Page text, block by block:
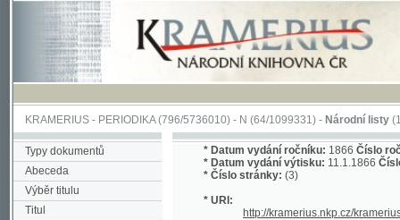
KRAMERIUS-PERIODIKA(796/5736010) -N(64/1099331) -Národní listy(1/
Typy dokumentů
Abeceda
Výběr titulu
Titul
Ročník
Datum vydání výtisku:11.1.1866Číslo
Číslo stránky:(3)
http://kramerius.nkp.cz/kramerius/